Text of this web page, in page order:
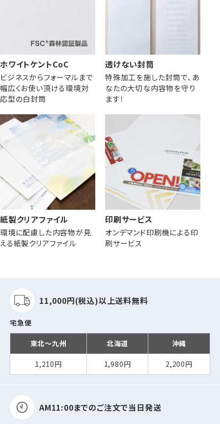
ホワイトケントCoC
ビジネスからフォーマルまで
幅広くお使い頂ける環境対
応型の白封筒
透けない封筒
特殊加工を施した封筒で、あ
なたの大切な内容物を守り
ます！
紙製クリアファイル
環境に配慮した内容物が見
える紙製クリアファイル
印刷サービス
オンデマンド印刷機による印
刷サービス
11,000円(税込)以上送料無料
宅急便
東北～九州 北海道 沖縄
1,210円 1,980円 2,200円
AM11:00までのご注文で当日発送